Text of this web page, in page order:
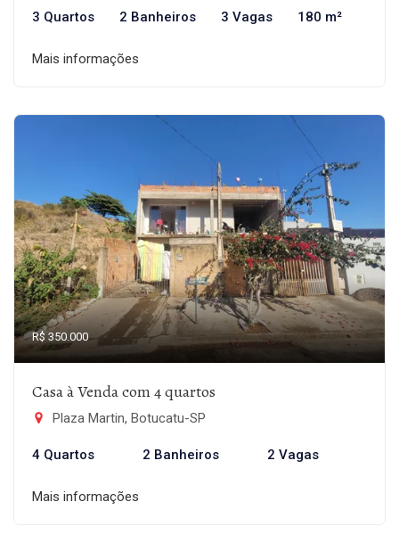
3 Quartos 2 Banheiros 3 Vagas 180 m²
Mais informações
R$ 350.000
Casa à Venda com 4 quartos
Plaza Martin, Botucatu-SP
4 Quartos 2 Banheiros 2 Vagas
Mais informações